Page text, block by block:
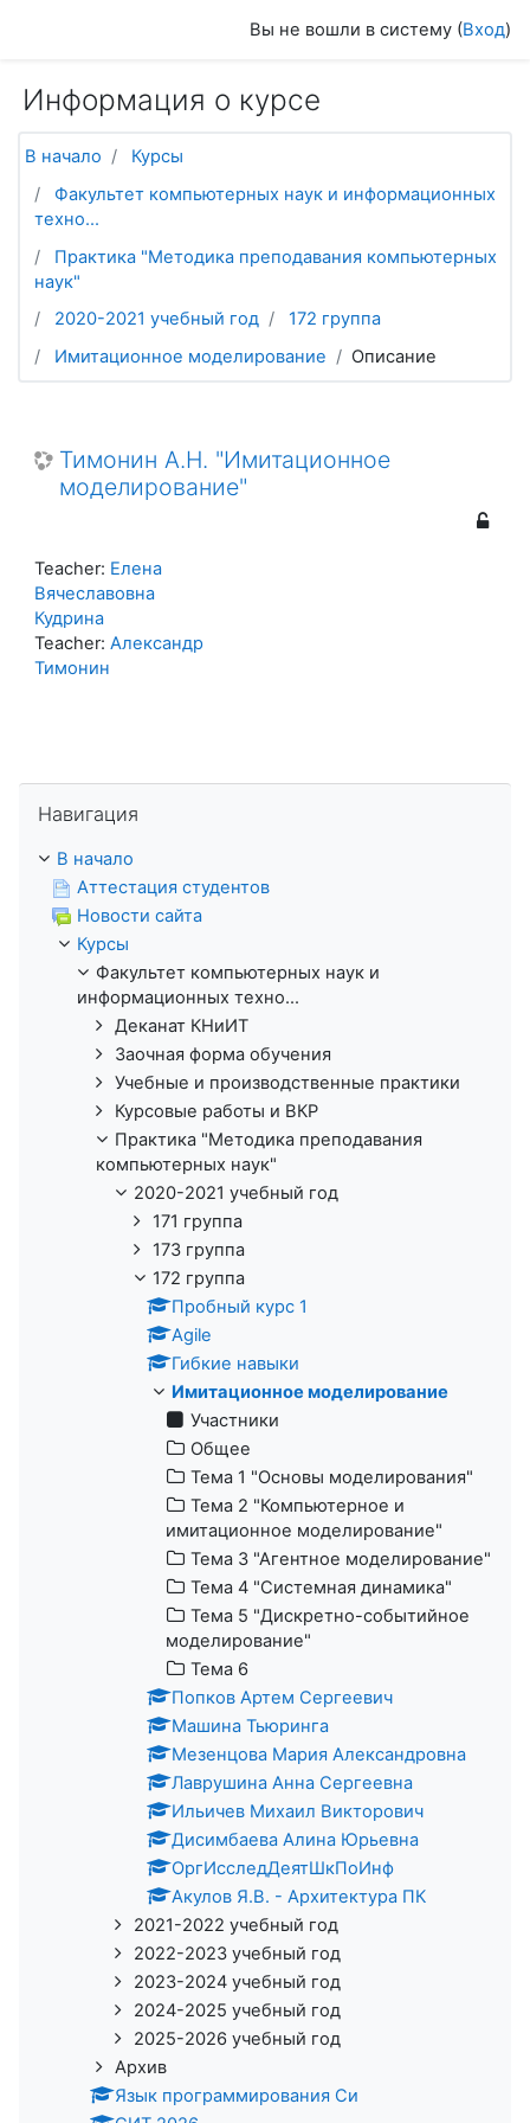
Вы не вошли в систему (Вход)
Информация о курсе
В начало
Курсы
Факультет компьютерных наук и информационных
техно...
Практика "Методика преподавания компьютерных
наук"
2020-2021 учебный год
172 группа
Имитационное моделирование
Описание
Тимонин А.Н. "Имитационное
моделирование"
Teacher: Елена
Вячеславовна
Кудрина
Teacher: Александр
Тимонин
Навигация
В начало
Аттестация студентов
Новости сайта
Курсы
Факультет компьютерных наук и
информационных техно...
Деканат КНиИТ
Заочная форма обучения
Учебные и производственные практики
Курсовые работы и ВКР
Практика "Методика преподавания
компьютерных наук"
2020-2021 учебный год
171 группа
173 группа
172 группа
Пробный курс 1
Agile
Гибкие навыки
Имитационное моделирование
Участники
Общее
Тема 1 "Основы моделирования"
Тема 2 "Компьютерное и
имитационное моделирование"
Тема 3 "Агентное моделирование"
Тема 4 "Системная динамика"
Тема 5 "Дискретно-событийное
моделирование"
Тема 6
Попков Артем Сергеевич
Машина Тьюринга
Мезенцова Мария Александровна
Лаврушина Анна Сергеевна
Ильичев Михаил Викторович
Дисимбаева Алина Юрьевна
ОргИсследДеятШкПоИнф
Акулов Я.В. - Архитектура ПК
2021-2022 учебный год
2022-2023 учебный год
2023-2024 учебный год
2024-2025 учебный год
2025-2026 учебный год
Архив
Язык программирования Си